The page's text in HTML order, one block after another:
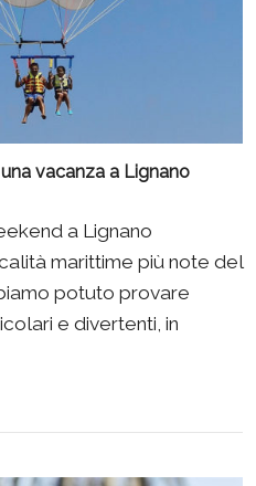
una vacanza a Lignano
a Lignano
marittime più note del
potuto provare
e divertenti, in